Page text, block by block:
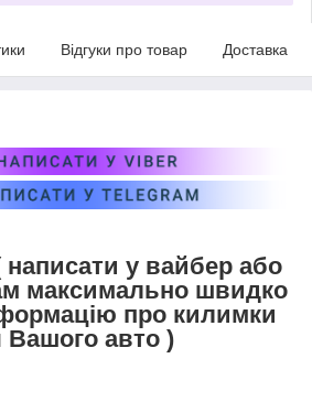
Відгуки про товар Доставка
написати у вайбер або
максимально швидко
про килимки
Вашого авто )